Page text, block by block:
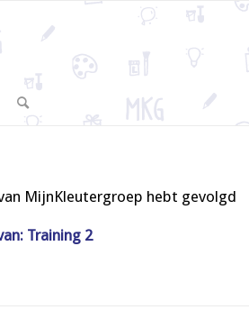
MijnKleutergroep hebt gevolgd
Training 2